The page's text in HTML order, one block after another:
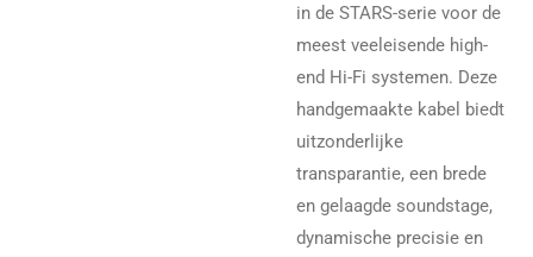
in de STARS-serie voor de
meest veeleisende high-
end Hi-Fi systemen. Deze
handgemaakte kabel biedt
uitzonderlijke
transparantie, een brede
en gelaagde soundstage,
dynamische precisie en